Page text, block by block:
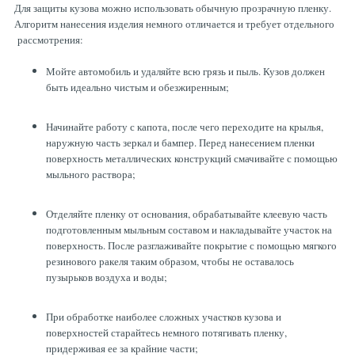
Для защиты кузова можно использовать обычную прозрачную пленку.
Алгоритм нанесения изделия немного отличается и требует отдельного
рассмотрения:
Мойте автомобиль и удаляйте всю грязь и пыль. Кузов должен
быть идеально чистым и обезжиренным;
Начинайте работу с капота, после чего переходите на крылья,
наружную часть зеркал и бампер. Перед нанесением пленки
поверхность металлических конструкций смачивайте с помощью
мыльного раствора;
Отделяйте пленку от основания, обрабатывайте клеевую часть
подготовленным мыльным составом и накладывайте участок на
поверхность. После разглаживайте покрытие с помощью мягкого
резинового ракеля таким образом, чтобы не оставалось
пузырьков воздуха и воды;
При обработке наиболее сложных участков кузова и
поверхностей старайтесь немного потягивать пленку,
придерживая ее за крайние части;